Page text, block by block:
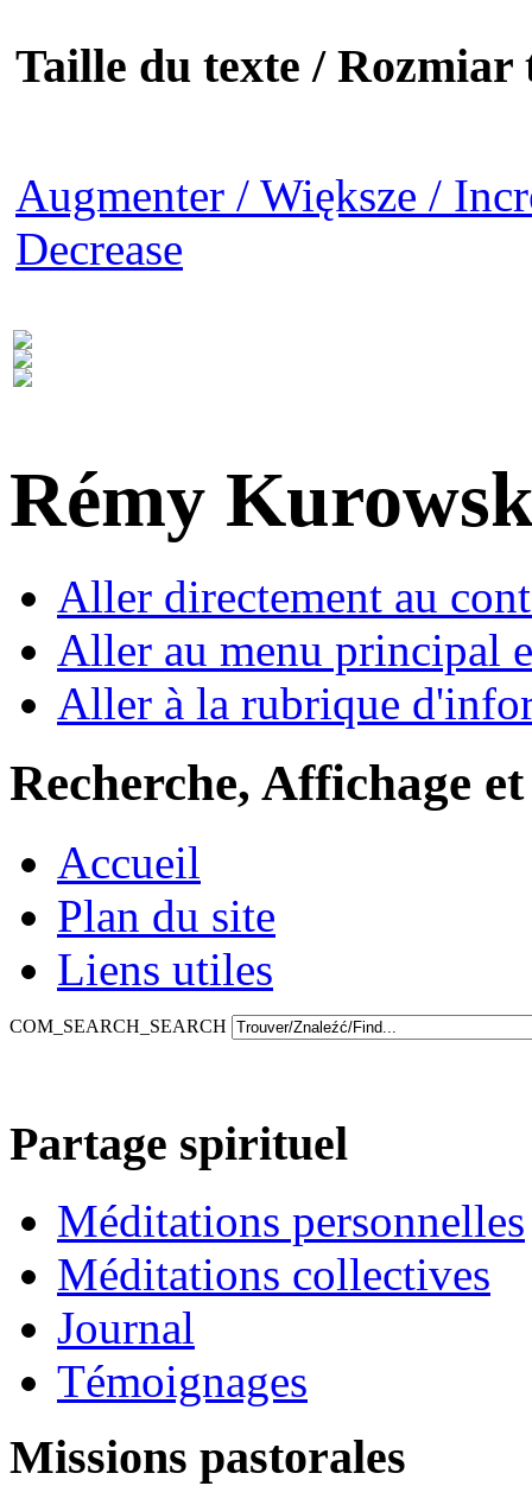
Taille du texte / Rozmiar
Augmenter / Większe /
Decrease
Rémy
Aller directement au
Aller au menu principal
Aller à la rubrique
Recherche, Affichage
Accueil
Plan du site
Liens utiles
COM_SEARCH_SEARCH
Partage spirituel
Méditations personnelles
Méditations collectives
Journal
Témoignages
Missions pastorales